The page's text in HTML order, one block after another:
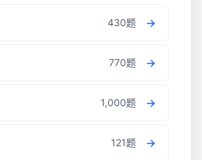
430题
770题
1,000题
121题